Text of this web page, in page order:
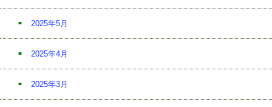
2025年5月
2025年4月
2025年3月